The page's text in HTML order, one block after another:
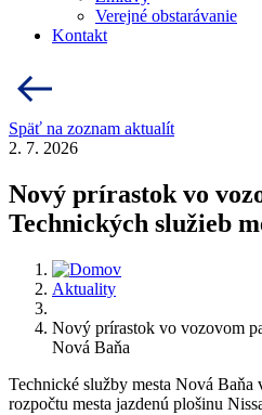
Verejné obstarávanie
Kontakt
Späť na zoznam aktualít
2. 7. 2026
Nový prírastok vo
Technických služieb
Aktuality
Nový prírastok vo vozovom
Nová Baňa
Technické služby mesta Nová
rozpočtu mesta jazdenú plošinu